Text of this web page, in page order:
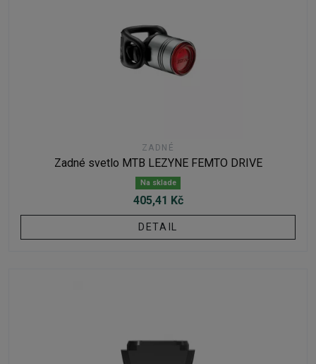
ZADNÉ
Zadné svetlo MTB LEZYNE FEMTO DRIVE
Na sklade
405,41 Kč
DETAIL